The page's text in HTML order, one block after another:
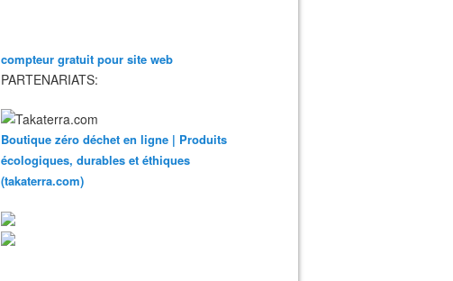
compteur gratuit pour site web
PARTENARIATS:
Boutique zéro déchet en ligne | Produits
écologiques, durables et éthiques
(takaterra.com)